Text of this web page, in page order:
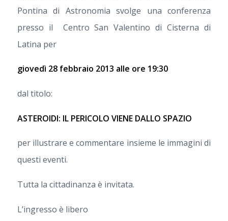
Pontina di Astronomia svolge una conferenza
presso il Centro San Valentino di Cisterna di
Latina per
giovedì 28 febbraio 2013 alle ore 19:30
dal titolo:
ASTEROIDI: IL PERICOLO VIENE DALLO SPAZIO
per illustrare e commentare insieme le immagini di
questi eventi.
Tutta la cittadinanza è invitata.
L’ingresso è libero